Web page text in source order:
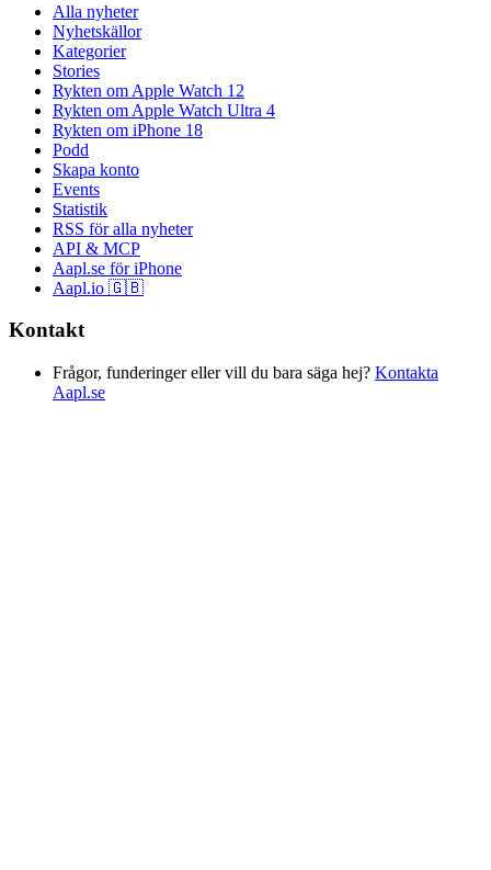
Alla nyheter
Nyhetskällor
Kategorier
Stories
Rykten om Apple Watch 12
Rykten om Apple Watch Ultra 4
Rykten om iPhone 18
Podd
Skapa konto
Events
Statistik
RSS för alla nyheter
API & MCP
Aapl.se för iPhone
Aapl.io 🇬🇧
Kontakt
Frågor, funderinger eller vill du bara säga hej? Kontakta
Aapl.se